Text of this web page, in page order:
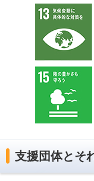
支援団体とそ